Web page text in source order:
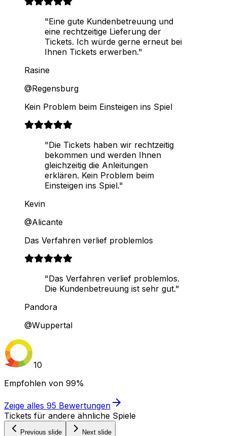
"Eine gute Kundenbetreuung und
eine rechtzeitige Lieferung der
Tickets. Ich würde gerne erneut bei
Ihnen Tickets erwerben."
Rasine
@Regensburg
Kein Problem beim Einsteigen ins Spiel
"Die Tickets haben wir rechtzeitig
bekommen und werden Ihnen
gleichzeitig die Anleitungen
erklären. Kein Problem beim
Einsteigen ins Spiel."
Kevin
@Alicante
Das Verfahren verlief problemlos
"Das Verfahren verlief problemlos.
Die Kundenbetreuung ist sehr gut."
Pandora
@Wuppertal
10
Empfohlen von 99%
Zeige alles 95 Bewertungen
Tickets für andere ähnliche Spiele
Previous slide Next slide